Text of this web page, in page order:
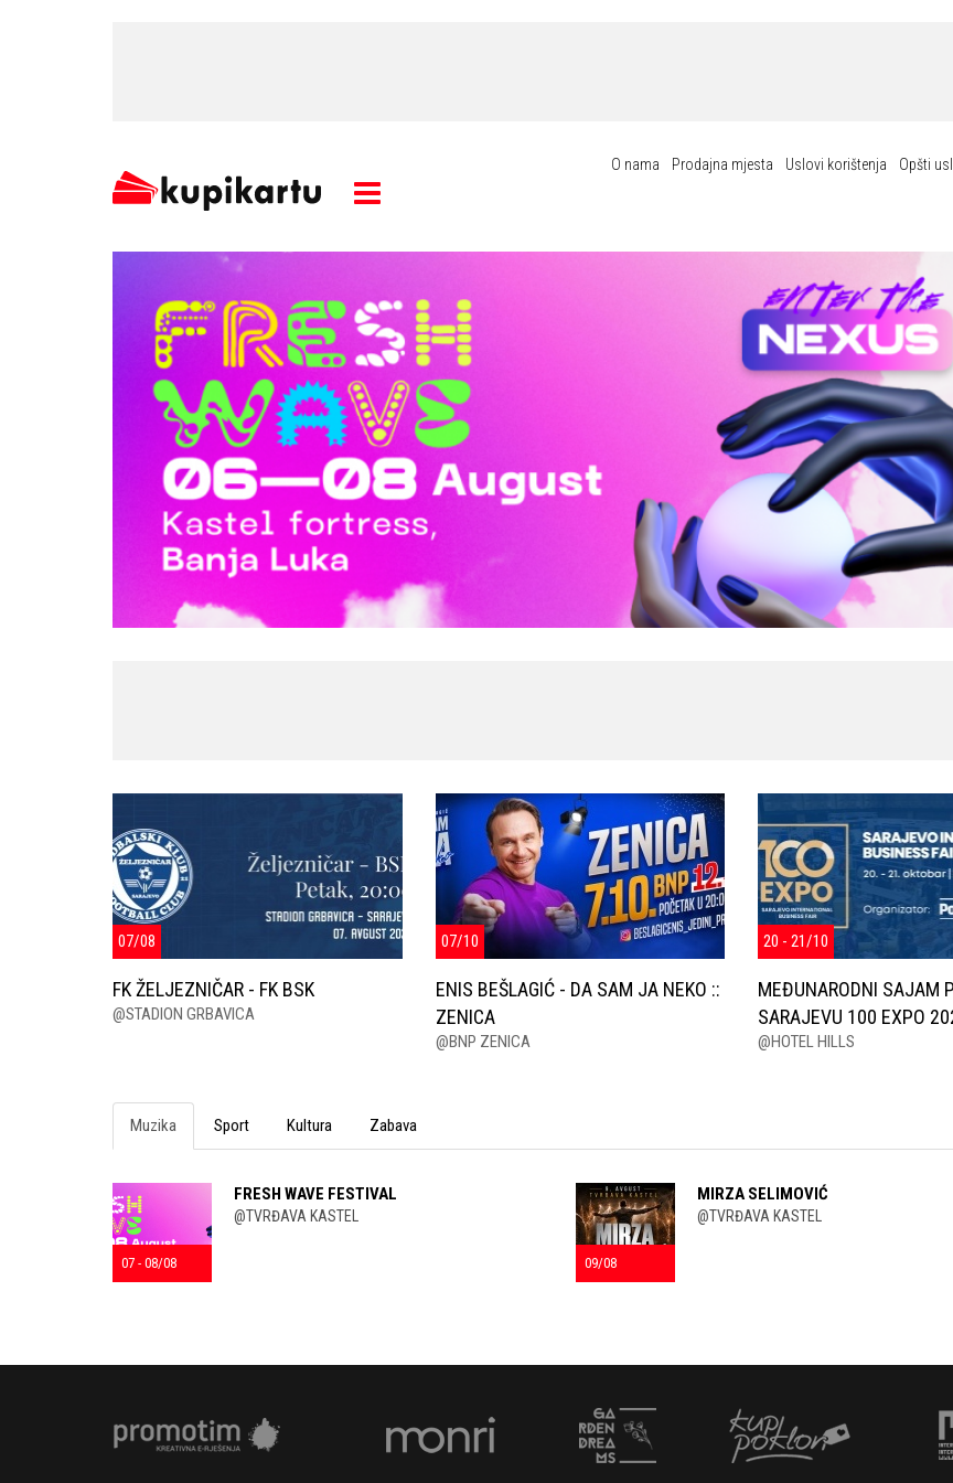
O nama Prodajna mjesta Uslovi korištenja Opšti
07/08
FK ŽELJEZNIČAR - FK BSK
@STADION GRBAVICA
07/10
ENIS BEŠLAGIĆ - DA SAM JA NEKO ::
ZENICA
@BNP ZENICA
20 - 21/10
MEĐUNARODNI SAJAM
SARAJEVU 100 EXPO
@HOTEL HILLS
Muzika Sport Kultura Zabava
07 - 08/08
FRESH WAVE FESTIVAL
@TVRĐAVA KASTEL
09/08
MIRZA SELIMOVIĆ
@TVRĐAVA KASTEL